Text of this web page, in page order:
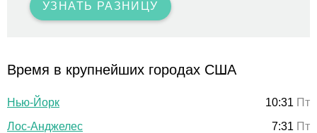
УЗНАТЬ РАЗНИЦУ
Время в крупнейших городах США
Нью-Йорк 10:31 Пт
Лос-Анджелес
7:31 Пт